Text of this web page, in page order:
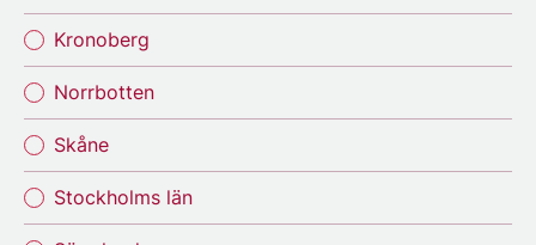
Kronoberg
Norrbotten
Skåne
Stockholms län